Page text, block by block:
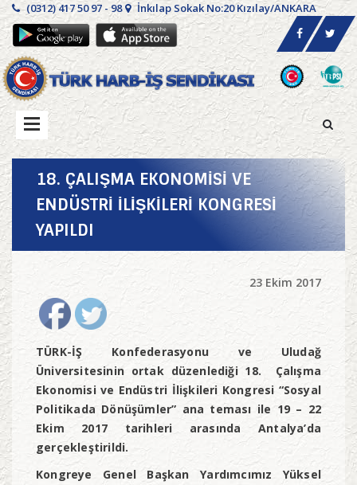
(0312) 417 50 97 - 98 İnkılap Sokak No:20 Kızılay/ANKARA
18. ÇALIŞMA EKONOMİSİ VE
ENDÜSTRİ İLİŞKİLERİ KONGRESİ
YAPILDI
23 Ekim 2017
TÜRK-İŞ Konfederasyonu ve Uludağ
Üniversitesinin ortak düzenlediği 18. Çalışma
Ekonomisi ve Endüstri İlişkileri Kongresi “Sosyal
Politikada Dönüşümler” ana teması ile 19 – 22
Ekim 2017 tarihleri arasında Antalya’da
gerçekleştirildi.
Kongreye Genel Başkan Yardımcımız Yüksel